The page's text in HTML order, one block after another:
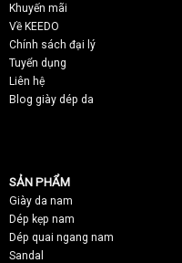
Khuyến mãi
Về KEEDO
Chính sách đại lý
Tuyển dụng
Liên hệ
Blog giày dép da
SẢN PHẨM
Giày da nam
Dép kẹp nam
Dép quai ngang nam
Sandal